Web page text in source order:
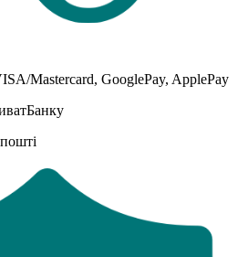
Mastercard, GooglePay, ApplePay